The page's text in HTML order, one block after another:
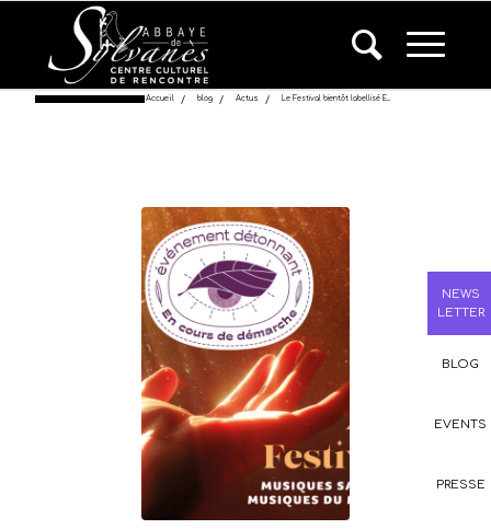
NEWS
LETTER
BLOG
EVENTS
PRESSE
Accueil / blog / Actus / Le Festival bientôt labellisé E...